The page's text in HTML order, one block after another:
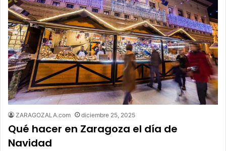
ZARAGOZALA.com diciembre 25, 2025
Qué hacer en Zaragoza el día de
Navidad